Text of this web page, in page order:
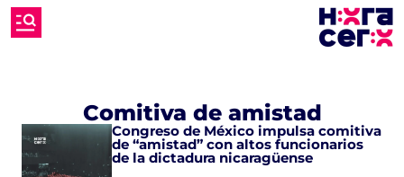
Comitiva de amistad
Congreso de México impulsa comitiva
de “amistad” con altos funcionarios
de la dictadura nicaragüense